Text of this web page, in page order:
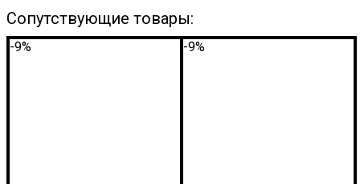
Сопутствующие товары:
-9% -9%